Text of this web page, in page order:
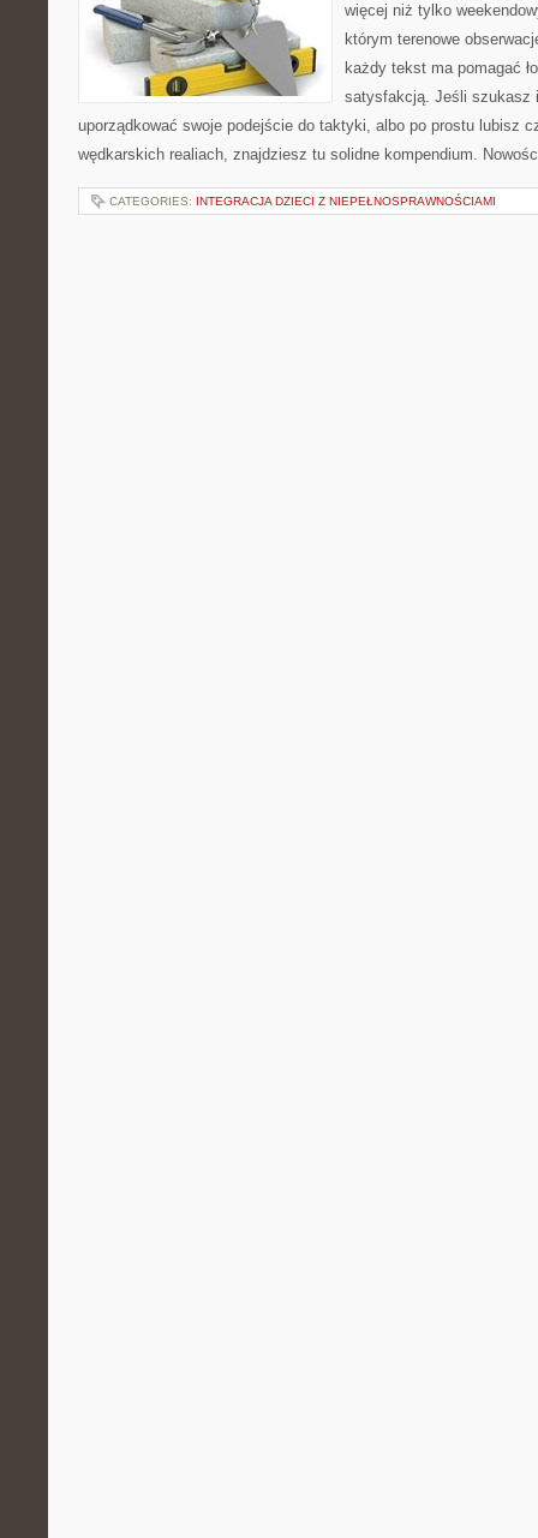
więcej niż tylko
którym terenowe
każdy tekst ma pomagać
satysfakcją. Jeśli szukasz
uporządkować swoje podejście do taktyki, albo po prostu lubisz
wędkarskich realiach, znajdziesz tu solidne kompendium.
CATEGORIES: INTEGRACJA DZIECI Z NIEPEŁNOSPRAWNOŚCIAMI